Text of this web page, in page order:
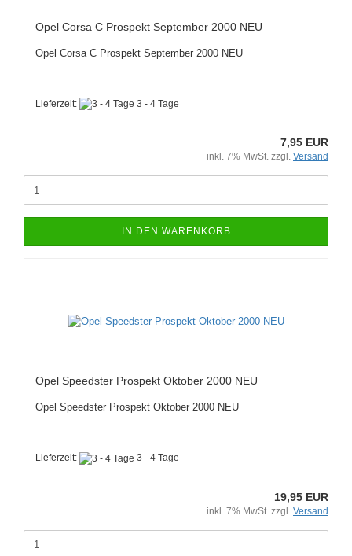
Opel Corsa C Prospekt September 2000 NEU
Opel Corsa C Prospekt September 2000 NEU
Lieferzeit: 3 - 4 Tage
7,95 EUR
inkl. 7% MwSt. zzgl. Versand
IN DEN WARENKORB
Opel Speedster Prospekt Oktober 2000 NEU
Opel Speedster Prospekt Oktober 2000 NEU
Lieferzeit: 3 - 4 Tage
19,95 EUR
inkl. 7% MwSt. zzgl. Versand